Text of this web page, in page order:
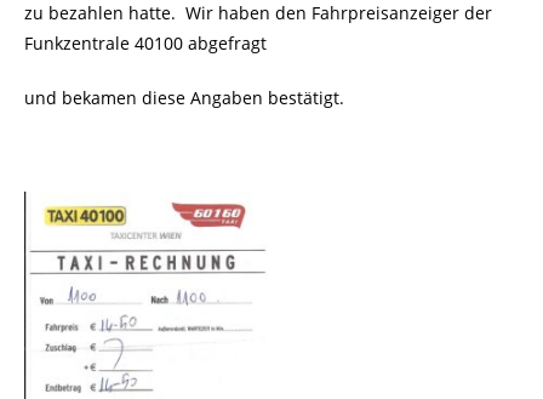
zu bezahlen hatte. Wir haben den Fahrpreisanzeiger der
Funkzentrale 40100 abgefragt
und bekamen diese Angaben bestätigt.